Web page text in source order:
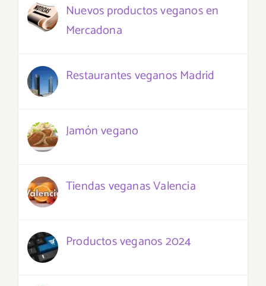
Nuevos productos veganos en
Mercadona
Restaurantes veganos Madrid
Jamón vegano
Tiendas veganas Valencia
Productos veganos 2024